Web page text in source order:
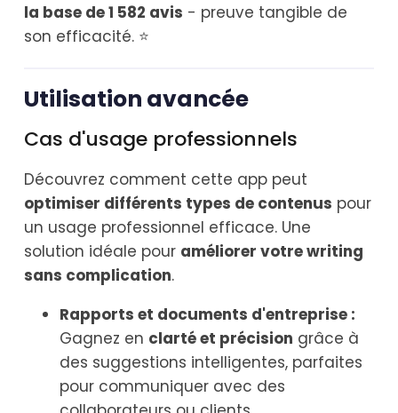
la base de 1 582 avis - preuve tangible de
son efficacité. ⭐
Utilisation avancée
Cas d'usage professionnels
Découvrez comment cette app peut
optimiser différents types de contenus pour
un usage professionnel efficace. Une
solution idéale pour améliorer votre writing
sans complication.
Rapports et documents d'entreprise :
Gagnez en clarté et précision grâce à
des suggestions intelligentes, parfaites
pour communiquer avec des